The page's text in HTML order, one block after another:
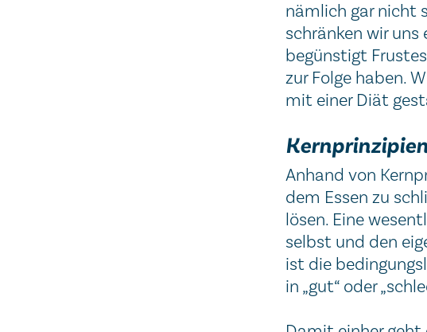
nämlich gar nicht
schränken wir uns
begünstigt
zur Folge haben.
mit einer Diät
Anhand von
dem Essen zu
lösen. Eine
selbst und den
ist die
in „gut“ oder